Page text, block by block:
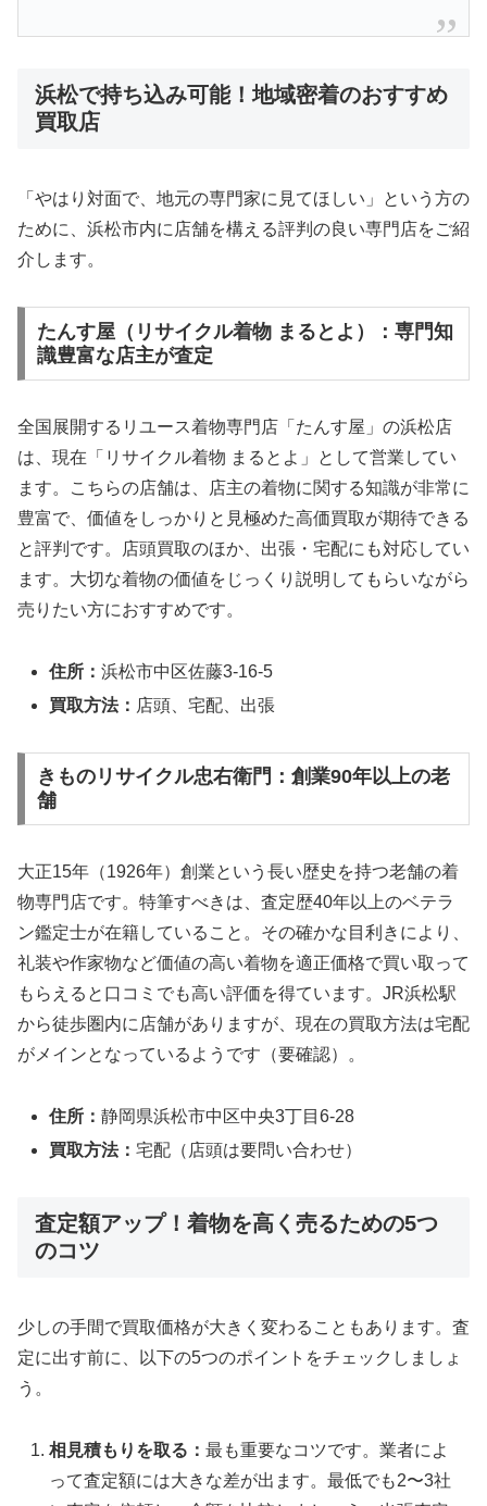
浜松で持ち込み可能！地域密着のおすすめ
買取店
「やはり対面で、地元の専門家に見てほしい」という方の
ために、浜松市内に店舗を構える評判の良い専門店をご紹
介します。
たんす屋（リサイクル着物 まるとよ）：専門知
識豊富な店主が査定
全国展開するリユース着物専門店「たんす屋」の浜松店
は、現在「リサイクル着物 まるとよ」として営業してい
ます。こちらの店舗は、店主の着物に関する知識が非常に
豊富で、価値をしっかりと見極めた高価買取が期待できる
と評判です。店頭買取のほか、出張・宅配にも対応してい
ます。大切な着物の価値をじっくり説明してもらいながら
売りたい方におすすめです。
住所：浜松市中区佐藤3-16-5
買取方法： 店頭、宅配、出張
きものリサイクル忠右衛門：創業90年以上の老
舗
大正15年（1926年）創業という長い歴史を持つ老舗の着
物専門店です。特筆すべきは、査定歴40年以上のベテラ
ン鑑定士が在籍していること。その確かな目利きにより、
礼装や作家物など価値の高い着物を適正価格で買い取って
もらえると口コミでも高い評価を得ています。JR浜松駅
から徒歩圏内に店舗がありますが、現在の買取方法は宅配
がメインとなっているようです（要確認）。
住所：静岡県浜松市中区中央3丁目6-28
買取方法：宅配（店頭は要問い合わせ）
査定額アップ！着物を高く売るための5つ
のコツ
少しの手間で買取価格が大きく変わることもあります。査
定に出す前に、以下の5つのポイントをチェックしましょ
う。
相見積もりを取る：最も重要なコツです。業者によ
って査定額には大きな差が出ます。最低でも2〜3社